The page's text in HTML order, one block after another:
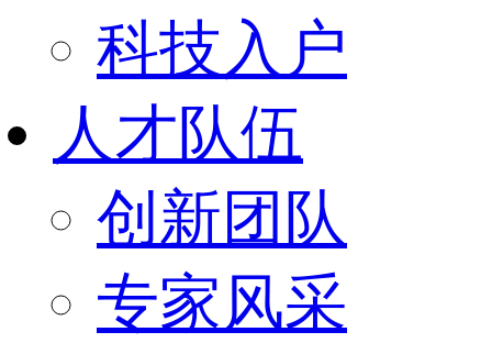
科技入户
人才队伍
创新团队
专家风采